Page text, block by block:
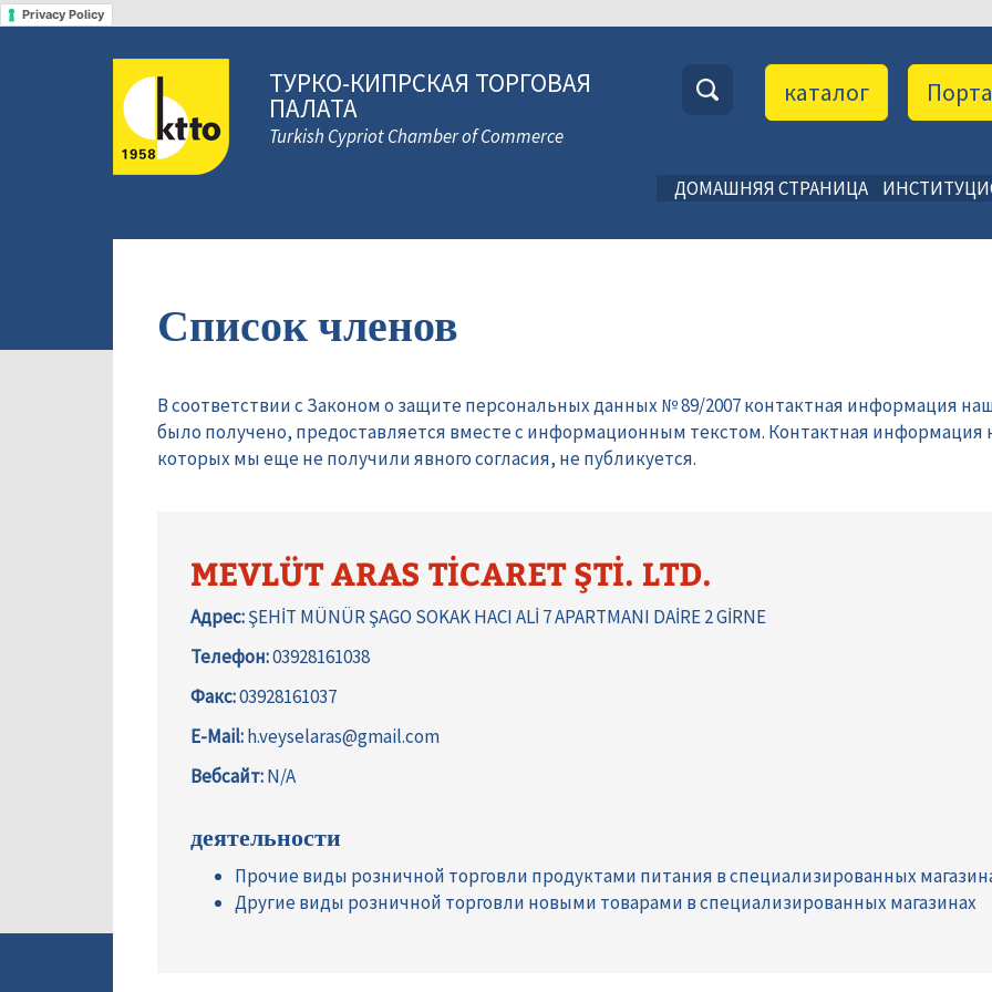
Privacy Policy
ТУРКО-КИПРСКАЯ ТОРГОВАЯ
ПАЛАТА
Turkish Cypriot Chamber of Commerce
каталог
ДОМАШНЯЯ СТРАНИЦА
Список членов
В соответствии с Законом о защите персональных данных № 89/2007 контактная информация
было получено, предоставляется вместе с информационным текстом. Контактная информация
которых мы еще не получили явного согласия, не публикуется.
MEVLÜT ARAS TİCARET ŞTİ. LTD.
Адрес:ŞEHİT MÜNÜR ŞAGO SOKAK HACI ALİ 7 APARTMANI DAİRE 2 GİRNE
Телефон:03928161038
Факс:03928161037
E-Mail:h.veyselaras@gmail.com
Вебсайт:N/A
деятельности
Прочие виды розничной торговли продуктами питания в специализированных
Другие виды розничной торговли новыми товарами в специализированных магазинах